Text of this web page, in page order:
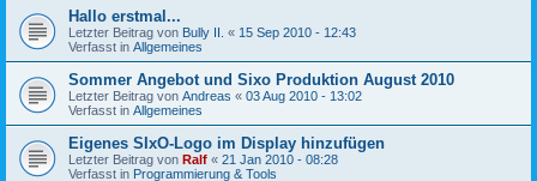
Hallo erstmal...
Letzter Beitrag von Bully II. « 15 Sep 2010 - 12:43
Verfasst in Allgemeines
Sommer Angebot und Sixo Produktion August 2010
Letzter Beitrag von Andreas « 03 Aug 2010 - 13:02
Verfasst in Allgemeines
Eigenes SIxO-Logo im Display hinzufügen
Letzter Beitrag von Ralf « 21 Jan 2010 - 08:28
Verfasst in Programmierung & Tools